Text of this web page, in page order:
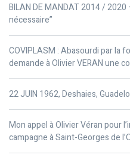
BILAN DE MANDAT 2014 /
nécessaire”
COVIPLASM : Abasourdi par la
demande à Olivier VERAN une
22 JUIN 1962, Deshaies,
Mon appel à Olivier Véran pour
campagne à Saint-Georges de